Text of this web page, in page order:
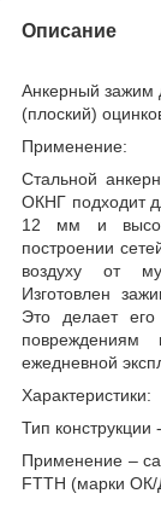
Описание
Анкерный зажим
(плоский)
Применение:
Стальной
ОКНГ подходит
12 мм и
построении
воздуху от
Изготовлен
Это делает его
повреждениям
ежедневной
Характеристики:
Тип
Применение –
FTTH (марки